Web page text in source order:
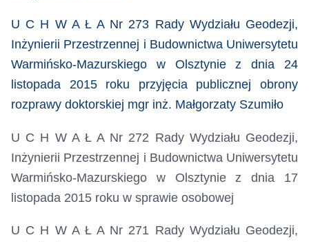
U C H W A Ł A Nr 273 Rady Wydziału Geodezji,
Inżynierii Przestrzennej i Budownictwa Uniwersytetu
Warmińsko-Mazurskiego w Olsztynie z dnia 24
listopada 2015 roku przyjęcia publicznej obrony
rozprawy doktorskiej mgr inż. Małgorzaty Szumiło
U C H W A Ł A Nr 272 Rady Wydziału Geodezji,
Inżynierii Przestrzennej i Budownictwa Uniwersytetu
Warmińsko-Mazurskiego w Olsztynie z dnia 17
listopada 2015 roku w sprawie osobowej
U C H W A Ł A Nr 271 Rady Wydziału Geodezji,